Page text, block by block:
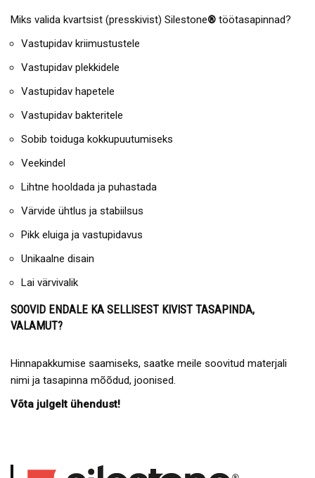
Miks valida kvartsist (presskivist) Silestone® töötasapinnad?
Vastupidav kriimustustele
Vastupidav plekkidele
Vastupidav hapetele
Vastupidav bakteritele
Sobib toiduga kokkupuutumiseks
Veekindel
Lihtne hooldada ja puhastada
Värvide ühtlus ja stabiilsus
Pikk eluiga ja vastupidavus
Unikaalne disain
Lai värvivalik
SOOVID ENDALE KA SELLISEST KIVIST TASAPINDA,
VALAMUT?
Hinnapakkumise saamiseks, saatke meile soovitud materjali
nimi ja tasapinna mõõdud, joonised.
Võta julgelt ühendust!